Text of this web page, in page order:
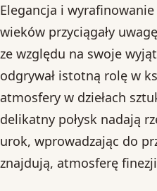
Elegancja i
wieków przyciągały
ze względu na swoje
odgrywał istotną rolę w
atmosfery w dziełach
delikatny połysk nadają
urok, wprowadzając do
znajdują, atmosferę